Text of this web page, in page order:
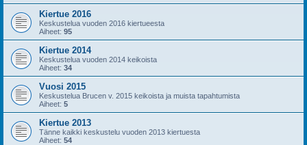
Kiertue 2016
Keskustelua vuoden 2016 kiertueesta
Aiheet: 95
Kiertue 2014
Keskustelua vuoden 2014 keikoista
Aiheet: 34
Vuosi 2015
Keskustelua Brucen v. 2015 keikoista ja muista tapahtumista
Aiheet: 5
Kiertue 2013
Tänne kaikki keskustelu vuoden 2013 kiertuesta
Aiheet: 54